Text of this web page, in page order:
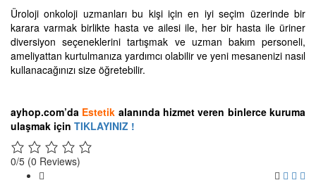
Üroloji onkoloji uzmanları bu kişi için en iyi seçim üzerinde bir
karara varmak birlikte hasta ve ailesi ile, her bir hasta ile üriner
diversiyon seçeneklerini tartışmak ve uzman bakım personeli,
ameliyattan kurtulmanıza yardımcı olabilir ve yeni mesanenizi nasıl
kullanacağınızı size öğretebilir.
ayhop.com’da Estetik alanında hizmet veren binlerce kuruma
ulaşmak için TIKLAYINIZ !
0/5 (0 Reviews)